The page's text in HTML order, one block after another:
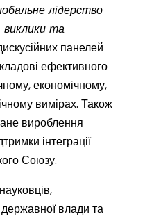
лідерство
виклики та
панелей
ефективного
економічному,
вимірах. Також
вироблення
інтеграції
Союзу.
державної влади та